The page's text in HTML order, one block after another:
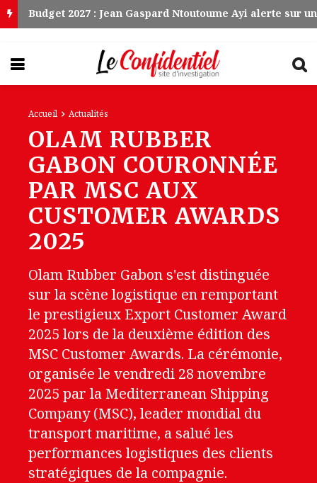
Accueil Actualités
OLAM RUBBER
GABON COURONNÉE
PAR MSC AUX
CUSTOMER AWARDS
2025
Olam Rubber Gabon s'est distinguée
sur la scène logistique en remportant
le prestigieux Export Customer Award
2025 lors de la deuxième édition des
MSC Customer Awards. La cérémonie,
organisée le vendredi 28 novembre
2025 par la Mediterranean Shipping
Company (MSC), leader mondial du
transport maritime, a salué les
performances logistiques des clients
stratégiques de la compagnie.